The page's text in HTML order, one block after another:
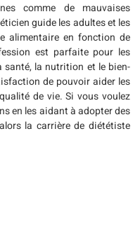
comme de mauvaises
guide les adultes et les
alimentaire en fonction de
est parfaite pour les
santé, la nutrition et le bien-
de pouvoir aider les
de vie. Si vous voulez
en les aidant à adopter des
la carrière de diététiste